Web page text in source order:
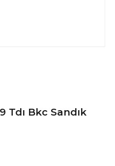
Tdı Bkc Sandık